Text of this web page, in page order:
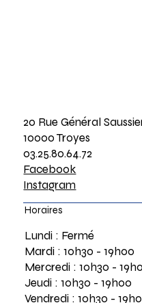
20 Rue Général
10000 Troyes
03.25.80.64.72
Facebook
Instagram
Horaires
Lundi : Fermé
Mardi : 10h30 - 19h00
Mercredi : 10h30 -
Jeudi : 10h30 - 19h00
Vendredi : 10h30 -